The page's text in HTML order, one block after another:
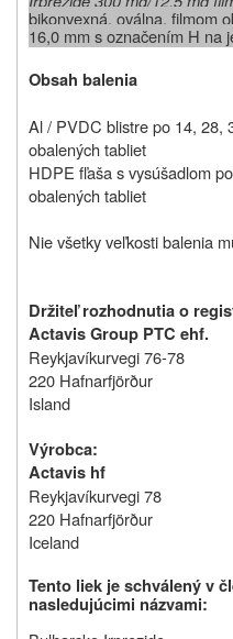
bikonvexná, oválna, filmom
16,0 mm s označením H na
Obsah balenia
Al / PVDC blistre po 14, 28,
obalených tabliet
HDPE fľaša s vysúšadlom
obalených tabliet
Nie všetky veľkosti balenia
Držiteľ rozhodnutia o
Actavis Group PTC ehf.
Reykjavíkurvegi 76-78
220 Hafnarfjörður
Island
Výrobca:
Actavis hf
Reykjavíkurvegi 78
220 Hafnarfjörður
Iceland
Tento liek je schválený v
nasledujúcimi názvami: